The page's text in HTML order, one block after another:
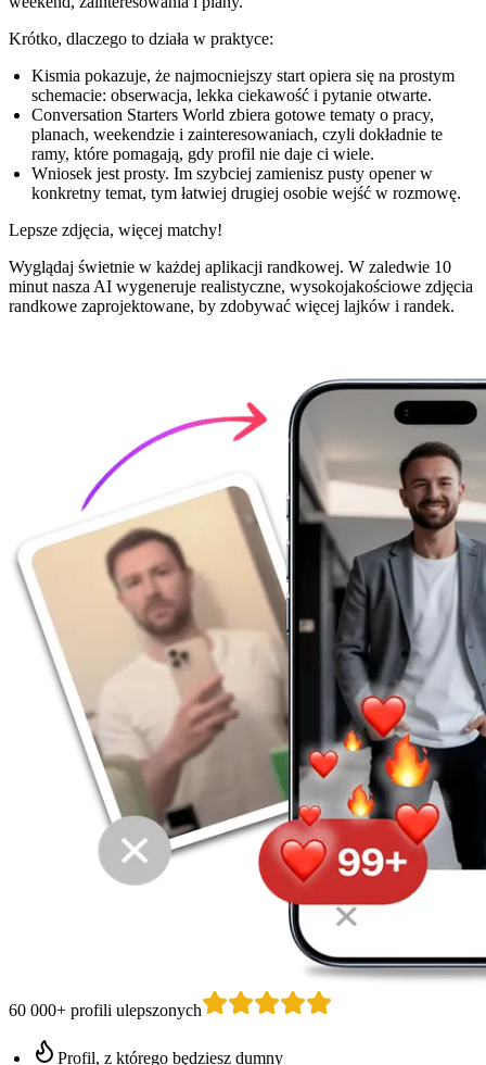
Krótko, dlaczego to działa w praktyce:
Kismia pokazuje, że najmocniejszy start opiera się na prostym
schemacie: obserwacja, lekka ciekawość i pytanie otwarte.
Conversation Starters World zbiera gotowe tematy o pracy,
planach, weekendzie i zainteresowaniach, czyli dokładnie te
ramy, które pomagają, gdy profil nie daje ci wiele.
Wniosek jest prosty. Im szybciej zamienisz pusty opener w
konkretny temat, tym łatwiej drugiej osobie wejść w rozmowę.
Lepsze zdjęcia, więcej matchy!
Wyglądaj świetnie w każdej aplikacji randkowej. W zaledwie 10
minut nasza AI wygeneruje realistyczne, wysokojakościowe zdjęcia
randkowe zaprojektowane, by zdobywać więcej lajków i randek.
60 000+ profili ulepszonych
Profil, z którego będziesz dumny